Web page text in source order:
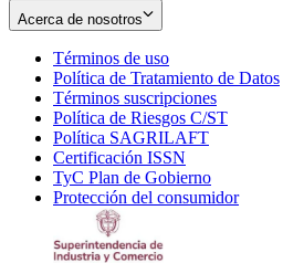
Acerca de nosotros
Términos de uso
in
new
window
Política de Tratamiento de Datos
Términos suscripciones
in
Política de Riesgos C/ST
Política SAGRILAFT
new
window
Certificación ISSN
in
new
TyC Plan de Gobierno
in
Protección del consumidorOpens